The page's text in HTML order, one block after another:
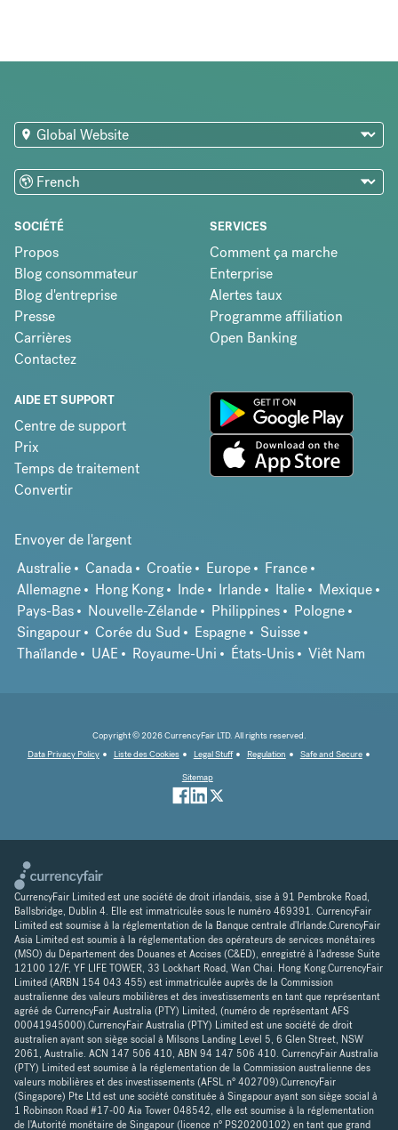
SOCIÉTÉ
Propos
Blog consommateur
Blog d'entreprise
Presse
Carrières
Contactez
SERVICES
Comment ça marche
Enterprise
Alertes taux
Programme affiliation
Open Banking
AIDE ET SUPPORT
Centre de support
Prix
Temps de traitement
Convertir
Envoyer de l'argent
Australie
Canada Croatie Europe
France
Allemagne
Hong Kong Inde Irlande Italie
Mexique
Pays-Bas
Nouvelle-Zélande Philippines
Pologne
Singapour
Corée du Sud Espagne
Suisse
Thaïlande
UAE Royaume-Uni États-Unis Viêt Nam
Copyright © 2026 CurrencyFair LTD. All rights reserved.
Data Privacy Policy
Liste des Cookies Legal Stuff Regulation
Safe and Secure
Sitemap
CurrencyFair Limited est une société de droit irlandais, sise à 91 Pembroke Road,
Ballsbridge, Dublin 4. Elle est immatriculée sous le numéro 469391. CurrencyFair
Limited est soumise à la réglementation de la Banque centrale d'Irlande.CurencyFair
Asia Limited est soumis à la réglementation des opérateurs de services monétaires
(MSO) du Département des Douanes et Accises (C&ED), enregistré à l'adresse Suite
12100 12/F, YF LIFE TOWER, 33 Lockhart Road, Wan Chai. Hong Kong.CurrencyFair
Limited (ARBN 154 043 455) est immatriculée auprès de la Commission
australienne des valeurs mobilières et des investissements en tant que représentant
agréé de CurrencyFair Australia (PTY) Limited, (numéro de représentant AFS
00041945000).CurrencyFair Australia (PTY) Limited est une société de droit
australien ayant son siège social à Milsons Landing Level 5, 6 Glen Street, NSW
2061, Australie. ACN 147 506 410, ABN 94 147 506 410. CurrencyFair Australia
(PTY) Limited est soumise à la réglementation de la Commission australienne des
valeurs mobilières et des investissements (AFSL n° 402709).CurrencyFair
(Singapore) Pte Ltd est une société constituée à Singapour ayant son siège social à
1 Robinson Road #17-00 Aia Tower 048542, elle est soumise à la réglementation
de l'Autorité monétaire de Singapour (licence n° PS20200102) en tant que grand